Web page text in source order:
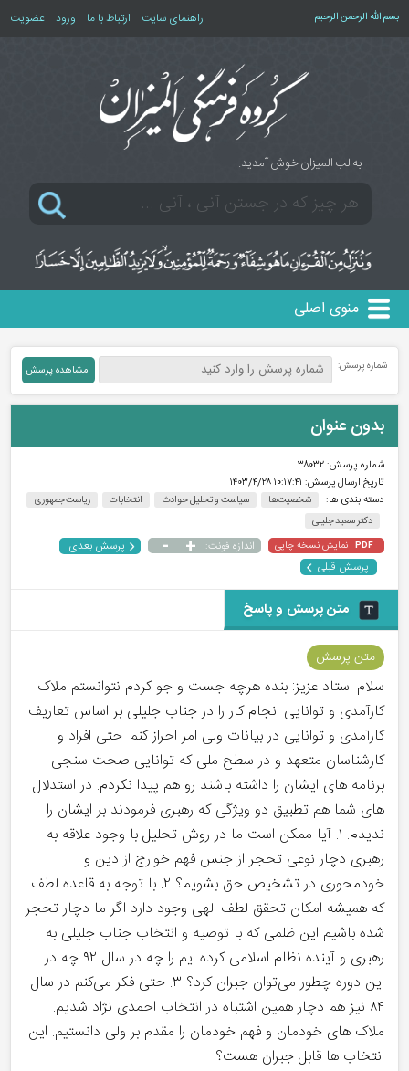
بسم الله الرحمن الرحیم راهنمای سایت ارتباط با ما ورود عضویت
به لب المیزان خوش آمدید.
منوی اصلی
شماره پرسش:
بدون عنوان
شماره پرسش:۳۸۰۳۲
تاریخ ارسال پرسش: ۱۰:۱۷:۴۱ ۱۴۰۳/۴/۲۸
دسته بندی ها:
شخصیت‌ها سیاست و تحلیل حوادث انتخابات
ریاست جمهوری
دکتر سعید جلیلی
PDF نمایش نسخه چاپی اندازه فونت: +
-
پرسش بعدی
پرسش قبلی
متن پرسش و پاسخ
متن پرسش
سلام استاد عزیز: بنده هرچه جست و جو کردم نتوانستم ملاک
کارآمدی و توانایی انجام کار را در جناب جلیلی بر اساس تعاریف
کارآمدی و توانایی در بیانات ولی امر احراز کنم. حتی افراد و
کارشناسان متعهد و در سطح ملی که توانایی صحت سنجی
برنامه های ایشان را داشته باشند رو هم پیدا نکردم. در استدلال
های شما هم تطبیق دو ویژگی که رهبری فرمودند بر ایشان را
ندیدم. ۱. آیا ممکن است ما در روش تحلیل با وجود علاقه به
رهبری دچار نوعی تحجر از جنس فهم خوارج از دین و
خودمحوری در تشخیص حق بشویم؟ ۲. با توجه به قاعده لطف
که همیشه امکان تحقق لطف الهی وجود دارد اگر ما دچار تحجر
شده باشیم این ظلمی که با توصیه و انتخاب جناب جلیلی به
رهبری و آینده نظام اسلامی کرده ایم را چه در سال ۹۲ چه در
این دوره چطور می‌توان جبران کرد؟ ۳. حتی فکر می‌کنم در سال
۸۴ نیز هم دچار همین اشتباه در انتخاب احمدی نژاد شدیم.
ملاک های خودمان و فهم خودمان را مقدم بر ولی دانستیم. این
انتخاب ها قابل جبران هست؟